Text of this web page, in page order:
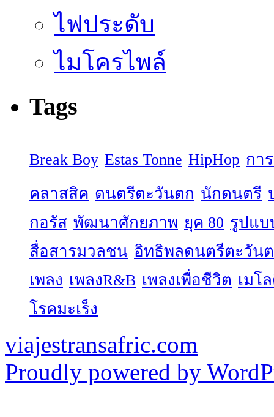
ไฟประดับ
ไมโครไพล์
Tags
Break Boy Estas Tonne HipHop กา
คลาสสิค ดนตรีตะวันตก นักดนตรี
กอรัส พัฒนาศักยภาพ ยุค 80 รูปแบ
สื่อสารมวลชน อิทธิพลดนตรีตะวัน
เพลง เพลงR&B เพลงเพื่อชีวิต เมโ
โรคมะเร็ง
viajestransafric.com
Proudly powered by